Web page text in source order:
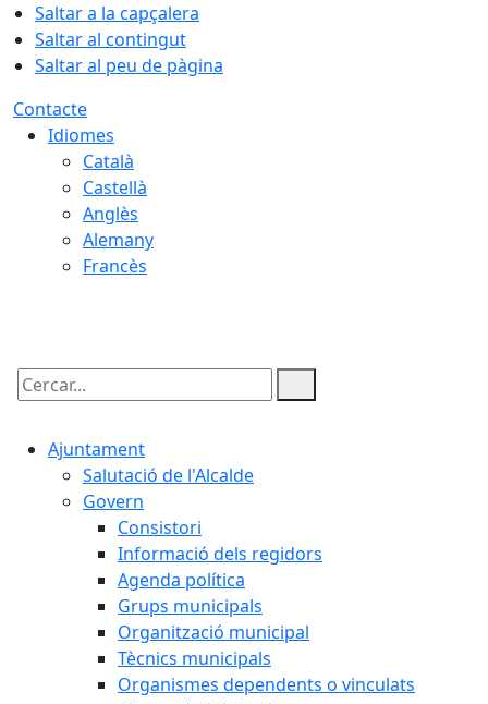
Saltar a la capçalera
Saltar al contingut
Saltar al peu de pàgina
Contacte
Idiomes
Català
Castellà
Anglès
Alemany
Francès
Cercar:
Ajuntament
Salutació de l'Alcalde
Govern
Consistori
Informació dels regidors
Agenda política
Grups municipals
Organització municipal
Tècnics municipals
Organismes dependents o vinculats